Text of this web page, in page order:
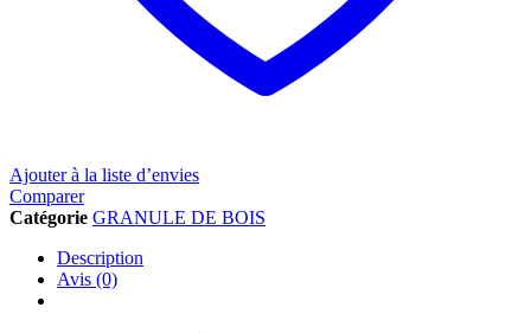
Ajouter à la liste d’envies
Comparer
Catégorie GRANULE DE BOIS
Description
Avis (0)